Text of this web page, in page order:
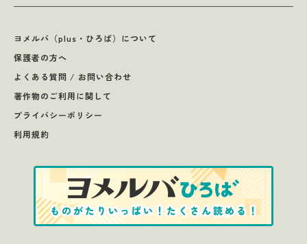
ヨメルバ（plus・ひろば）について
保護者の方へ
よくある質問 / お問い合わせ
著作物のご利用に関して
プライバシーポリシー
利用規約